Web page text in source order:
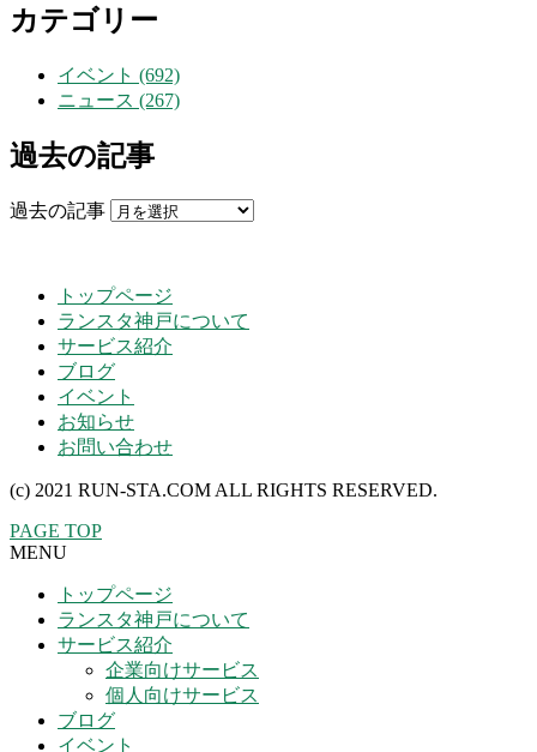
カテゴリー
イベント (692)
ニュース (267)
過去の記事
過去の記事
トップページ
ランスタ神戸について
サービス紹介
ブログ
イベント
お知らせ
お問い合わせ
(c) 2021 RUN-STA.COM ALL RIGHTS RESERVED.
PAGE TOP
MENU
トップページ
ランスタ神戸について
サービス紹介
企業向けサービス
個人向けサービス
ブログ
イベント